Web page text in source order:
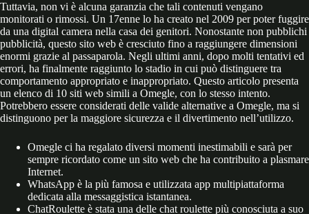
Tuttavia, non vi è alcuna garanzia che tali contenuti vengano
monitorati o rimossi. Un 17enne lo ha creato nel 2009 per poter fuggire
da una digital camera nella casa dei genitori. Nonostante non pubblichi
pubblicità, questo sito web è cresciuto fino a raggiungere dimensioni
enormi grazie al passaparola. Negli ultimi anni, dopo molti tentativi ed
errori, ha finalmente raggiunto lo stadio in cui può distinguere tra
comportamento appropriato e inappropriato. Questo articolo presenta
un elenco di 10 siti web simili a Omegle, con lo stesso intento.
Potrebbero essere considerati delle valide alternative a Omegle, ma si
distinguono per la maggiore sicurezza e il divertimento nell’utilizzo.
Omegle ci ha regalato diversi momenti inestimabili e sarà per
sempre ricordato come un sito web che ha contribuito a plasmare
Internet.
WhatsApp è la più famosa e utilizzata app multipiattaforma
dedicata alla messaggistica istantanea.
ChatRoulette è stata una delle chat roulette più conosciuta a suo